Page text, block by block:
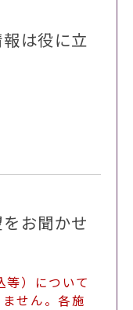
は役に立
お聞かせ
）について
せん。各施